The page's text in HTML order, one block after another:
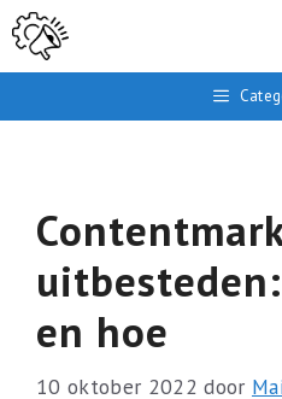
Ga
naar
inhoud
en hoe
10 oktober 2022 door